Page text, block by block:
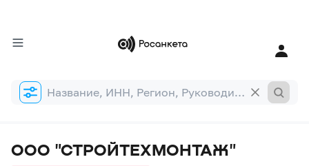
Форма
поиска
ООО "СТРОЙТЕХМОНТАЖ"